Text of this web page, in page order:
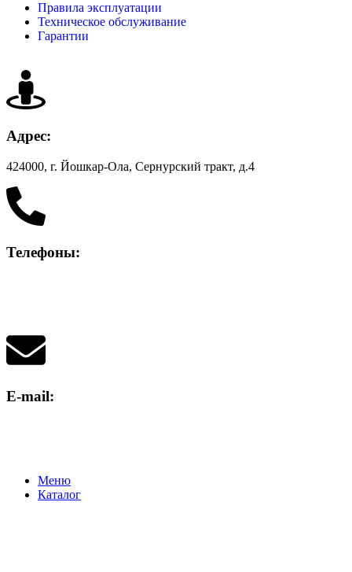
Правила эксплуатации
Техническое обслуживание
Гарантии
Адрес:
424000, г. Йошкар-Ола, Сернурский тракт, д.4
Телефоны:
E-mail:
Меню
Каталог